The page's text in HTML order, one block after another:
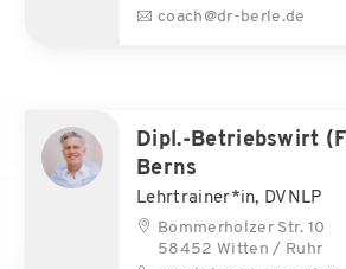
coach@dr-berle.de
Dipl.-Betriebswirt
Berns
Lehrtrainer*in, DVNLP
Bommerholzer Str. 10
58452 Witten / Ruhr